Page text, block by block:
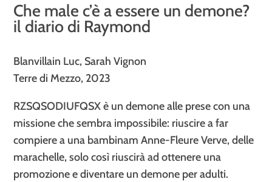
Che male c’è a essere un demone?
il diario di Raymond
Blanvillain Luc, Sarah Vignon
Terre di Mezzo, 2023
RZSQSODIUFQSX è un demone alle prese con una
missione che sembra impossibile: riuscire a far
compiere a una bambinam Anne-Fleure Verve, delle
marachelle, solo così riuscirà ad ottenere una
promozione e diventare un demone per adulti.